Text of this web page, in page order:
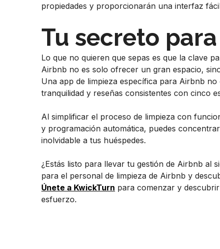
propiedades y proporcionarán una interfaz
Tu secreto
Lo que no quieren que sepas es que la clave
Airbnb no es solo ofrecer un gran espacio,
Una app de limpieza específica para Airbnb
tranquilidad y reseñas consistentes con cinco
Al simplificar el proceso de limpieza con
y programación automática, puedes
inolvidable a tus huéspedes.
¿Estás listo para llevar tu gestión de Airbnb al
para el personal de limpieza de Airbnb y
Únete a KwickTurn para comenzar y
esfuerzo.